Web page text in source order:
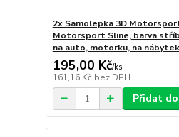
2x Samolepka 3D
Motorsport Sline, barva
na auto, motorku, na
195,00 Kč/ks
161,16 Kč bez DPH
Přidat